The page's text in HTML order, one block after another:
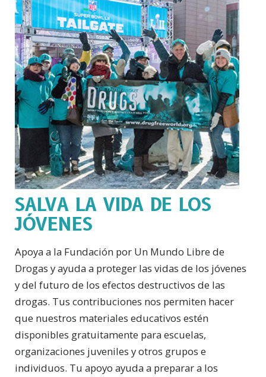
SALVA LA VIDA DE LOS
JÓVENES
Apoya a la Fundación por Un Mundo Libre de
Drogas y ayuda a proteger las vidas de los jóvenes
y del futuro de los efectos destructivos de las
drogas. Tus contribuciones nos permiten hacer
que nuestros materiales educativos estén
disponibles gratuitamente para escuelas,
organizaciones juveniles y otros grupos e
individuos. Tu apoyo ayuda a preparar a los